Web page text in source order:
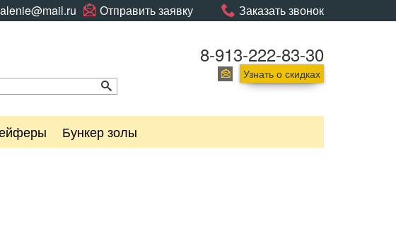
Заказать звонок
Отправить заявку
8-913-222-83-30
Узнать о скидках
Бункер золы